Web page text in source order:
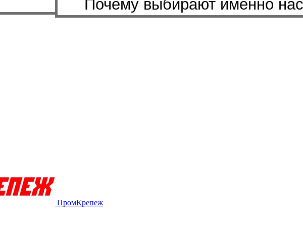
ПромКрепеж
Почему выбирают именно